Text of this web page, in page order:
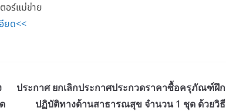
อร์แม่ข่าย
ยด<<
ประกาศ ยกเลิกประกาศประกวดราคาซื้อครุภัณฑ์ฝึก
ปฏิบัติทางด้านสาธารณสุข จำนวน 1 ชุด ด้วยวิธี